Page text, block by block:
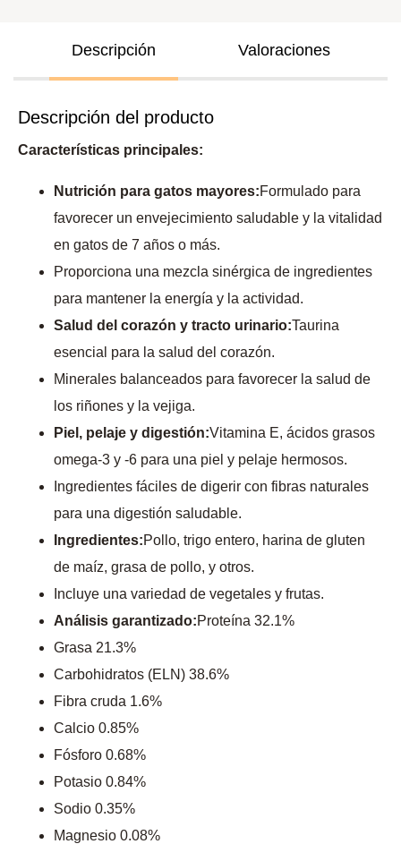
Descripción Valoraciones
Descripción del producto
Características principales:
Nutrición para gatos mayores:Formulado para
favorecer un envejecimiento saludable y la vitalidad
en gatos de 7 años o más.
Proporciona una mezcla sinérgica de ingredientes
para mantener la energía y la actividad.
Salud del corazón y tracto urinario:Taurina
esencial para la salud del corazón.
Minerales balanceados para favorecer la salud de
los riñones y la vejiga.
Piel, pelaje y digestión:Vitamina E, ácidos grasos
omega-3 y -6 para una piel y pelaje hermosos.
Ingredientes fáciles de digerir con fibras naturales
para una digestión saludable.
Ingredientes:Pollo, trigo entero, harina de gluten
de maíz, grasa de pollo, y otros.
Incluye una variedad de vegetales y frutas.
Análisis garantizado:Proteína 32.1%
Grasa 21.3%
Carbohidratos (ELN) 38.6%
Fibra cruda 1.6%
Calcio 0.85%
Fósforo 0.68%
Potasio 0.84%
Sodio 0.35%
Magnesio 0.08%